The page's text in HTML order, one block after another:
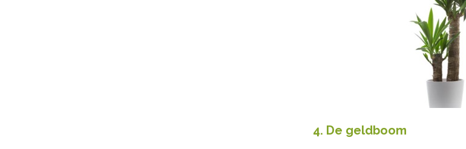
4. De geldboom